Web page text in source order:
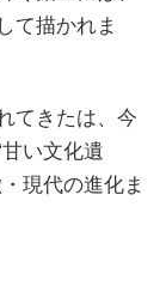
て描かれま
てきたは、今
い文化遺
現代の進化ま